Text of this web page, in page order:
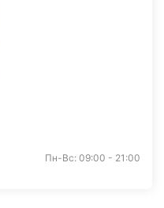
Пн-Вс: 09:00 - 21:00